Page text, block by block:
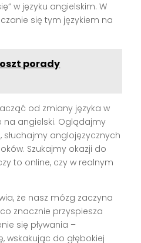
w języku angielskim. W
się tym językiem na
porady
od zmiany języka w
na angielski. Oglądajmy
słuchajmy anglojęzycznych
Szukajmy okazji do
to online, czy w realnym
że nasz mózg zaczyna
znacznie przyspiesza
się pływania –
wskakując do głębokiej